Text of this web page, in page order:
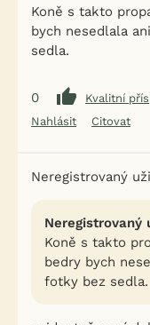
Koně s takto
bych nesedlala
sedla.
0
Kvalitní
Nahlásit
Citovat
Neregistrovaný
Neregistrovaný
Koně s takto
bedry bych
fotky bez sedla.